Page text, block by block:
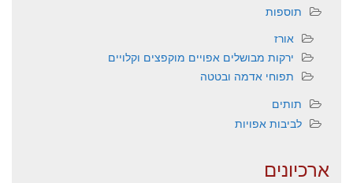
תוספות
אורז
ירקות מבושלים אפויים מוקפצים וקלויים
תפוחי אדמה ובטטה
תותים
לביבות אפויות
ארכיונים